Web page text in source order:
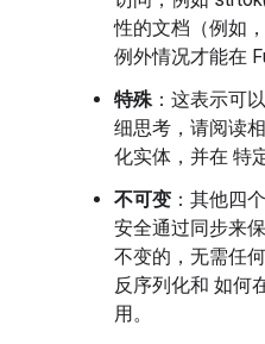
性的文档（例如
例外情况才能在
特殊：这表示可
细思考，请阅读
化实体，并在 特
不可变 ：其他四
安全通过同步来
不变的，无需任
反序列化和 如何
用。